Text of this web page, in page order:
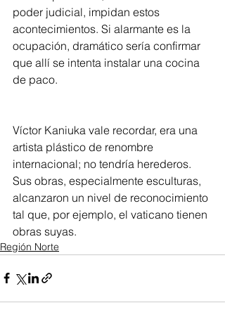
poder judicial, impidan estos
acontecimientos. Si alarmante es la
ocupación, dramático sería confirmar
que allí se intenta instalar una cocina
de paco.
Víctor Kaniuka vale recordar, era una
artista plástico de renombre
internacional; no tendría herederos.
Sus obras, especialmente esculturas,
alcanzaron un nivel de reconocimiento
tal que, por ejemplo, el vaticano tienen
obras suyas.
Región Norte